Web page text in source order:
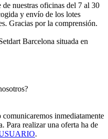
nuestras oficinas del 7 al 30
y envío de los lotes
Gracias por la comprensión.
Barcelona situada en
inmediatamente
Para realizar una oferta ha de
.